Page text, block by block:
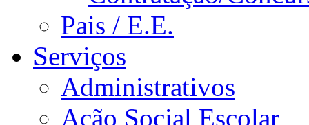
Pais / E.E.
Serviços
Administrativos
Ação Social Escolar